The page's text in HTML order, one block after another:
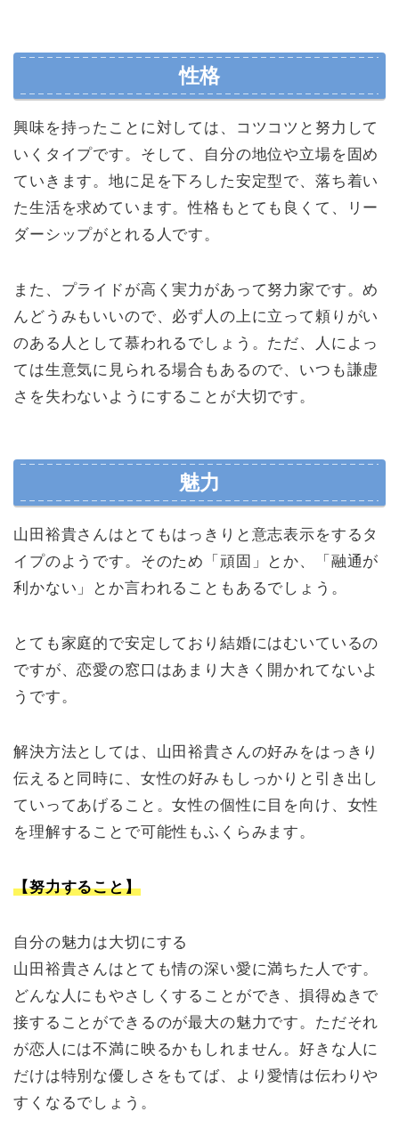
性格
興味を持ったことに対しては、コツコツと努力して
いくタイプです。そして、自分の地位や立場を固め
ていきます。地に足を下ろした安定型で、落ち着い
た生活を求めています。性格もとても良くて、リー
ダーシップがとれる人です。
また、プライドが高く実力があって努力家です。め
んどうみもいいので、必ず人の上に立って頼りがい
のある人として慕われるでしょう。ただ、人によっ
ては生意気に見られる場合もあるので、いつも謙虚
さを失わないようにすることが大切です。
魅力
山田裕貴さんはとてもはっきりと意志表示をするタ
イプのようです。そのため「頑固」とか、「融通が
利かない」とか言われることもあるでしょう。
とても家庭的で安定しており結婚にはむいているの
ですが、恋愛の窓口はあまり大きく開かれてないよ
うです。
解決方法としては、山田裕貴さんの好みをはっきり
伝えると同時に、女性の好みもしっかりと引き出し
ていってあげること。女性の個性に目を向け、女性
を理解することで可能性もふくらみます。
【努力すること】
自分の魅力は大切にする
山田裕貴さんはとても情の深い愛に満ちた人です。
どんな人にもやさしくすることができ、損得ぬきで
接することができるのが最大の魅力です。ただそれ
が恋人には不満に映るかもしれません。好きな人に
だけは特別な優しさをもてば、より愛情は伝わりや
すくなるでしょう。